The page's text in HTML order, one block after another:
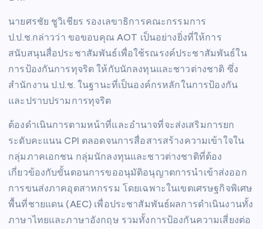
นายศรชัย ชูวิเชียร รองเลขาธิการคณะกรรมการ
ป.ป.ช.กล่าวว่า ขอขอบคุณ AOT เป็นอย่างยิ่งที่ให้การ
สนับสนุนสื่อประชาสัมพันธ์เพื่อใช้รณรงค์ประชาสัมพันธ์ใน
การป้องกันการทุจริต ให้กับนักลงทุนและชาวต่างชาติ ซึ่ง
สำนักงาน ป.ป.ช. ในฐานะที่เป็นองค์กรหลักในการป้องกัน
และปราบปรามการทุจริต
ต้องดำเนินการตามหน้าที่และอำนาจที่จะส่งเสริมการยก
ระดับคะแนน CPI ตลอดจนการสื่อสารสร้างความเข้าใจใน
กลุ่มภาคเอกชน กลุ่มนักลงทุนและชาวต่างชาติที่ต้อง
เกี่ยวข้องกับขั้นตอนการขออนุมัติอนุญาตการนำเข้าส่งออก
การขนส่งภาคอุตสาหกรรม โดยเฉพาะในเขตเศรษฐกิจพิเศษ
พื้นที่ชายแดน (AEC) เพื่อประชาสัมพันธ์ผลการดำเนินงานทั้ง
ภาษาไทยและภาษาอังกฤษ รวมทั้งการป้องกันความเสี่ยงต่อ